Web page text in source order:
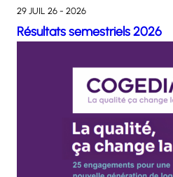
29 JUIL 26 - 2026
Résultats semestriels 2026